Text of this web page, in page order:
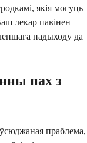
якія могуць
лекар павінен
падыходу да
пах з
праблема,